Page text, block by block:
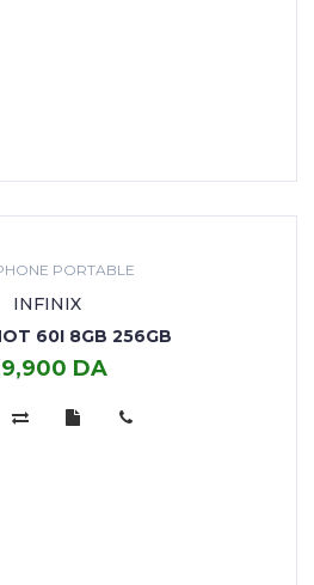
PORTABLE
INFINIX
60I 8GB 256GB
DA